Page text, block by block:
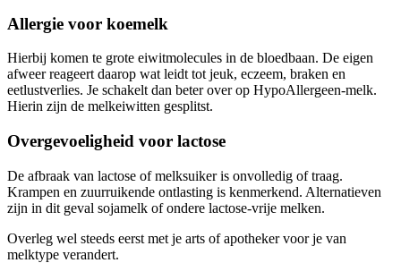
Allergie voor koemelk
Hierbij komen te grote eiwitmolecules in de bloedbaan. De eigen
afweer reageert daarop wat leidt tot jeuk, eczeem, braken en
eetlustverlies. Je schakelt dan beter over op HypoAllergeen-melk.
Hierin zijn de melkeiwitten gesplitst.
Overgevoeligheid voor lactose
De afbraak van lactose of melksuiker is onvolledig of traag.
Krampen en zuurruikende ontlasting is kenmerkend. Alternatieven
zijn in dit geval sojamelk of ondere lactose-vrije melken.
Overleg wel steeds eerst met je arts of apotheker voor je van
melktype verandert.